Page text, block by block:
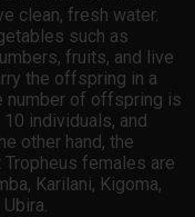
clean, fresh water.
such as
fruits, and live
the offspring in a
number of offspring is
individuals, and
other hand, the
females are
Karilani, Kigoma,